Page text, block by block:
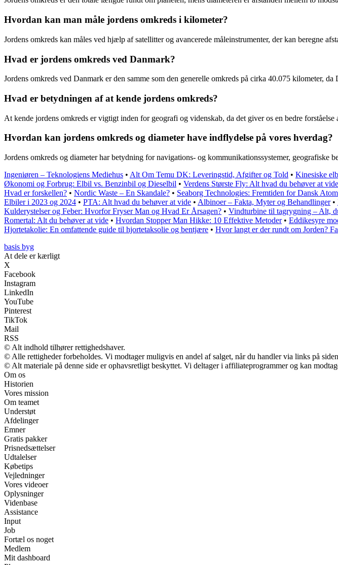
Hvordan kan man måle jordens omkreds i kilometer?
Jordens omkreds kan måles ved hjælp af satellitter og avancerede måleinstrumenter, der kan beregne
Hvad er jordens omkreds ved Danmark?
Jordens omkreds ved Danmark er den samme som den generelle omkreds på cirka 40.075 kilometer,
Hvad er betydningen af at kende jordens omkreds?
At kende jordens omkreds er vigtigt inden for geografi og videnskab, da det giver os en bedre forståelse
Hvordan kan jordens omkreds og diameter have indflydelse på vores hverdag?
Jordens omkreds og diameter har betydning for navigations- og kommunikationssystemer, geografiske
Ingeniøren – Teknologiens Mediehus • Alt Om Temu DK: Leveringstid, Afgifter og Told • Kinesiske
Økonomi og Forbrug: Elbil vs. Benzinbil og Dieselbil • Verdens Største Fly: Alt hvad du behøver at vide
Hvad er forskellen? • Nordic Waste – En Skandale? • Seaborg Technologies: Fremtiden for Dansk
Elbiler i 2023 og 2024 • PTA: Alt hvad du behøver at vide • Albinoer – Fakta, Myter og Behandlinger•
Kulderystelser og Feber: Hvorfor Fryser Man og Hvad Er Årsagen? • Vindturbine til tagrygning – Alt,
Romertal: Alt du behøver at vide • Hvordan Stopper Man Hikke: 10 Effektive Metoder• Eddikesyre
Hjortetakolie: En omfattende guide til hjortetaksolie og bentjære • Hvor langt er der rundt om Jorden?
basis byg
At dele er kærligt
X
Facebook
Instagram
LinkedIn
YouTube
Pinterest
TikTok
Mail
RSS
© Alt indhold tilhører rettighedshaver.
© Alle rettigheder forbeholdes. Vi modtager muligvis en andel af salget, når du handler via links på
© Alt materiale på denne side er ophavsretligt beskyttet. Vi deltager i affiliateprogrammer og kan
Om os
Historien
Vores mission
Om teamet
Understøt
Afdelinger
Emner
Gratis pakker
Prisnedsættelser
Udtalelser
Købetips
Vejledninger
Vores videoer
Oplysninger
Videnbase
Assistance
Input
Job
Fortæl os noget
Medlem
Mit dashboard